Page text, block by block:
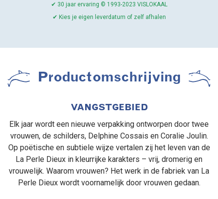
✔ 30 jaar ervaring © 1993-2023 VISLOKAAL
✔ Kies je eigen leverdatum of zelf afhalen
Productomschrijving
VANGSTGEBIED
Elk jaar wordt een nieuwe verpakking ontworpen door twee
vrouwen, de schilders, Delphine Cossais en Coralie Joulin.
Op poëtische en subtiele wijze vertalen zij het leven van de
La Perle Dieux in kleurrijke karakters – vrij, dromerig en
vrouwelijk. Waarom vrouwen? Het werk in de fabriek van La
Perle Dieux wordt voornamelijk door vrouwen gedaan.